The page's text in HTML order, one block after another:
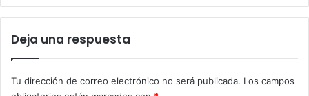
Deja una respuesta
Tu dirección de correo electrónico no será publicada. Los campos